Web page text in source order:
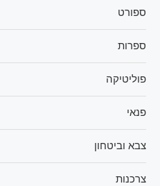
ספורט
ספרות
פוליטיקה
פנאי
צבא וביטחון
צרכנות